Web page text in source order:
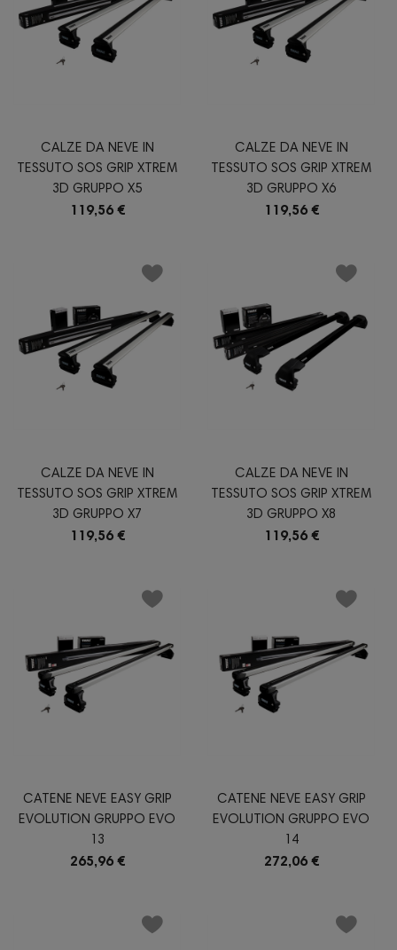
CALZE DA NEVE IN
TESSUTO SOS GRIP XTREM
3D GRUPPO X5
119,56 €
CALZE DA NEVE IN
TESSUTO SOS GRIP XTREM
3D GRUPPO X6
119,56 €
CALZE DA NEVE IN
TESSUTO SOS GRIP XTREM
3D GRUPPO X7
119,56 €
CALZE DA NEVE IN
TESSUTO SOS GRIP XTREM
3D GRUPPO X8
119,56 €
CATENE NEVE EASY GRIP
EVOLUTION GRUPPO EVO
13
265,96 €
CATENE NEVE EASY GRIP
EVOLUTION GRUPPO EVO
14
272,06 €